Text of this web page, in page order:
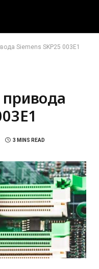
Siemens SKP25 003E1
3 MINS READ